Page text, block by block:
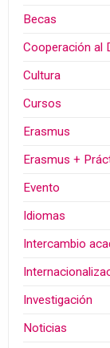
Becas
Cooperación al
Cultura
Cursos
Erasmus
Erasmus +
Evento
Idiomas
Intercambio
Investigación
Noticias